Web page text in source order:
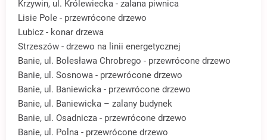
Krzywin, ul. Królewiecka - zalana piwnica
Lisie Pole - przewrócone drzewo
Lubicz - konar drzewa
Strzeszów - drzewo na linii energetycznej
Banie, ul. Bolesława Chrobrego - przewrócone drzewo
Banie, ul. Sosnowa - przewrócone drzewo
Banie, ul. Baniewicka - przewrócone drzewo
Banie, ul. Baniewicka – zalany budynek
Banie, ul. Osadnicza - przewrócone drzewo
Banie, ul. Polna - przewrócone drzewo